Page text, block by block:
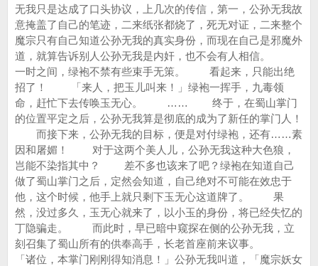
无我只是达成了口头协议，上几次的传信，第一，公孙无我故
意掩盖了自己的笔迹，二来纸张都烧了，死无对证，二来整个
魔宗只有自己知道公孙无我的真实身份，而现在自己是邪魔外
道，就算告诉别人公孙无我是内奸，也不会有人相信。
一时之间，绿袍不禁有些束手无策。 看起来，只能出绝
招了！ 「来人，把玉儿叫来！」绿袍一挥手，九毒领
命，赶忙下去传唤玉无心。 …… 终于，在蜀山掌门
的位置平定之后，公孙无我算是彻底的成为了新任的掌门人！
而接下来，公孙无我的目标，便是对付绿袍，还有……素
因和屠媚！ 对于这两个美人儿，公孙无我这种大色狼，
岂能不染指其中？ 差不多也该来了吧？绿袍在知道自己
做了蜀山掌门之后，定然会知道，自己绝对不可能在效忠于
他，这个时候，他手上就只剩下玉无心这道牌了。 果
然，没过多久，玉无心就来了，以小玉的身份，将已经失忆的
丁隐骗走。 而此时，早已暗中窥探在侧的公孙无我，立
刻召集了蜀山所有的供奉高手，长老首座前来议事。
「诸位，本掌门刚刚得知消息！」公孙无我叫道，「魔宗妖女